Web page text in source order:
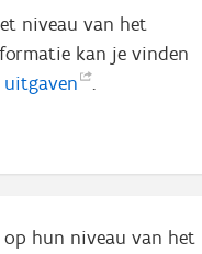
niveau van het
kan je vinden
uitgaven .
op hun niveau van het